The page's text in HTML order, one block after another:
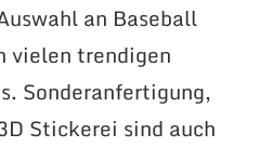
an Baseball
vielen trendigen
Sonderanfertigung,
Stickerei sind auch